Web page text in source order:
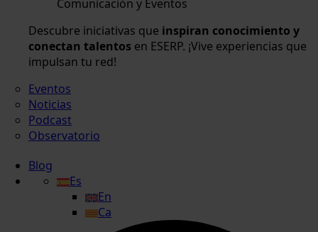
Comunicación y Eventos
Descubre iniciativas que inspiran conocimiento y
conectan talentos en ESERP. ¡Vive experiencias que
impulsan tu red!
Eventos
Noticias
Podcast
Observatorio
Blog
Es
En
Ca